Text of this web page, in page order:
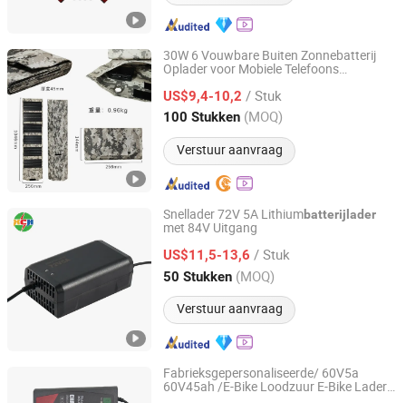
30W 6 Vouwbare Buiten Zonnebatterij
Oplader voor Mobiele Telefoons
US$9,4-10,2 / Stuk
100 Stukken (MOQ)
Verstuur aanvraag
Shenzhen Just-Solar Co., Ltd.
Guangdong, China Sinds 2014
Snellader 72V 5A Lithiumbatterijlader
met 84V Uitgang
US$11,5-13,6 / Stuk
50 Stukken (MOQ)
Verstuur aanvraag
Zhenjiang Chenhui Electronic Technology Co., Ltd
Jiangsu, China Sinds 2025
Fabrieksgepersonaliseerde/ 60V5a
60V45ah /E-Bike Loodzuur E-Bike Lader
Tianchang Lvpu Electronics Co. Ltd